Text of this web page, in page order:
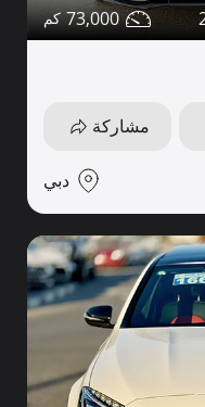
73,000
مشاركة
دبي